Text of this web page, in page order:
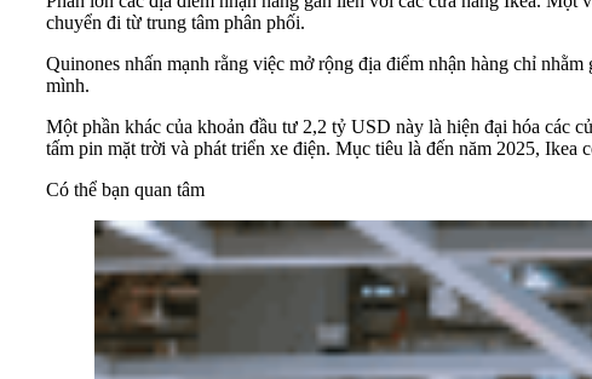
chuyển đi từ trung tâm phân phối.
Quinones nhấn mạnh rằng việc mở rộng địa điểm nhận hàng chỉ
mình.
Một phần khác của khoản đầu tư 2,2 tỷ USD này là hiện đại hóa các
tấm pin mặt trời và phát triển xe điện. Mục tiêu là đến năm 2025, Ikea
Có thể bạn quan tâm